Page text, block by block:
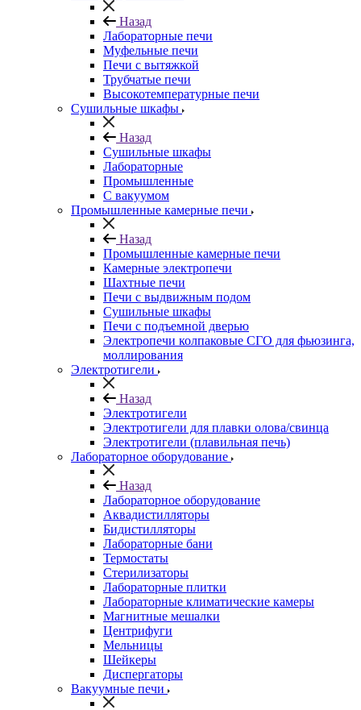
Назад
Лабораторные печи
Муфельные печи
Печи с вытяжкой
Трубчатые печи
Высокотемпературные печи
Сушильные шкафы
Назад
Сушильные шкафы
Лабораторные
Промышленные
С вакуумом
Промышленные камерные печи
Назад
Промышленные камерные печи
Камерные электропечи
Шахтные печи
Печи с выдвижным подом
Сушильные шкафы
Печи с подъемной дверью
Электропечи колпаковые СГО для фьюзинга,
моллирования
Электротигели
Назад
Электротигели
Электротигели для плавки олова/свинца
Электротигели (плавильная печь)
Лабораторное оборудование
Назад
Лабораторное оборудование
Аквадистилляторы
Бидистилляторы
Лабораторные бани
Термостаты
Стерилизаторы
Лабораторные плитки
Лабораторные климатические камеры
Магнитные мешалки
Центрифуги
Мельницы
Шейкеры
Диспергаторы
Вакуумные печи